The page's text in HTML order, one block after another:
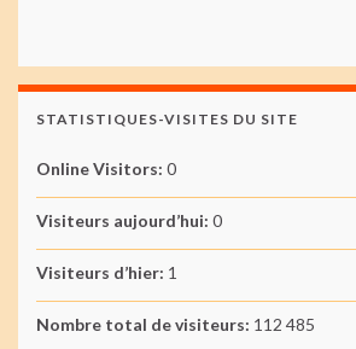
STATISTIQUES-VISITES DU SITE
Online Visitors: 0
Visiteurs aujourd’hui: 0
Visiteurs d’hier: 1
Nombre total de visiteurs: 112 485